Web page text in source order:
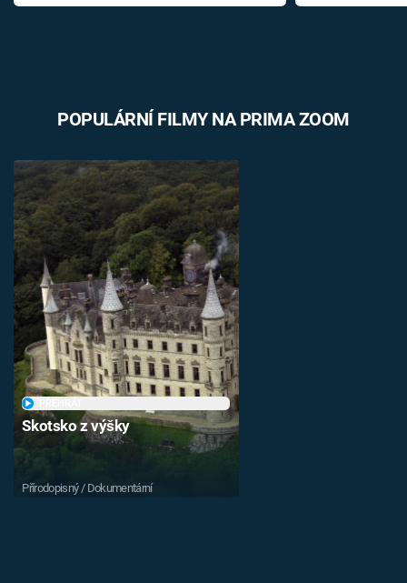
POPULÁRNÍ FILMY NA PRIMA ZOOM
Skotsko z výšky
Přírodopisný / Dokumentární